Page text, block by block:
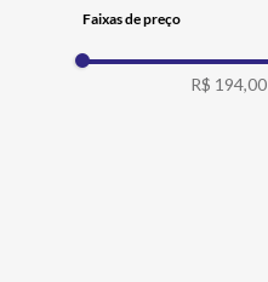
Faixas de preço
R$ 194,00